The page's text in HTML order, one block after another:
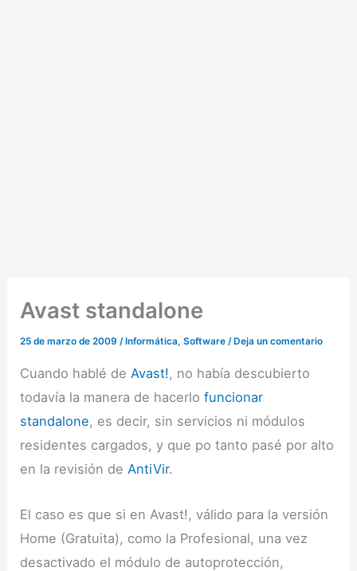
Avast standalone
25 de marzo de 2009/ Informática,Software / Deja un comentario
Cuando hablé deAvast!, no había descubierto
todavía la manera de hacerlofuncionar
standalone, es decir, sin servicios ni módulos
residentes cargados, y que po tanto pasé por alto
en la revisión deAntiVir.
El caso es que si en Avast!, válido para la versión
Home (Gratuita), como la Profesional, una vez
desactivado el módulo de autoprotección,